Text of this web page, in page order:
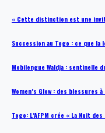
« Cette distinction est une
Succession au Togo : ce que
Mobilengue Waldja : sentinelle
Women’s Glow : des
Togo: L’AFPM crée « La Nuit